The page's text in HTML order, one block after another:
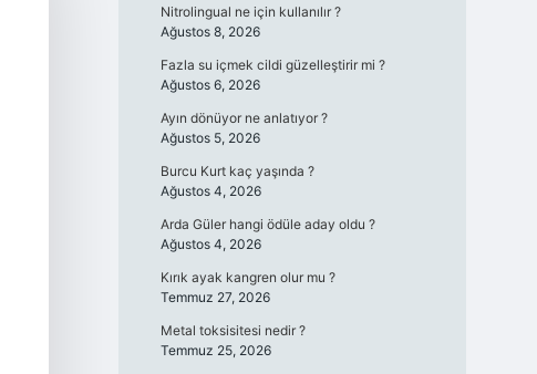
Nitrolingual ne için kullanılır ?
Ağustos 8, 2026
Fazla su içmek cildi güzelleştirir mi ?
Ağustos 6, 2026
Ayın dönüyor ne anlatıyor ?
Ağustos 5, 2026
Burcu Kurt kaç yaşında ?
Ağustos 4, 2026
Arda Güler hangi ödüle aday oldu ?
Ağustos 4, 2026
Kırık ayak kangren olur mu ?
Temmuz 27, 2026
Metal toksisitesi nedir ?
Temmuz 25, 2026